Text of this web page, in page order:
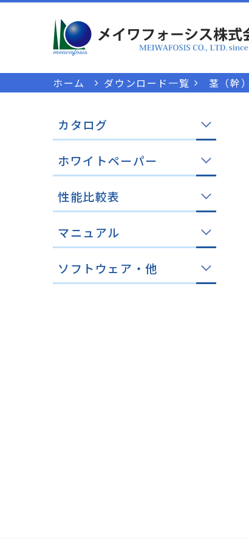
ホーム ダウンロード一覧 茎（幹
カタログ
ホワイトペーパー
性能比較表
マニュアル
ソフトウェア・他